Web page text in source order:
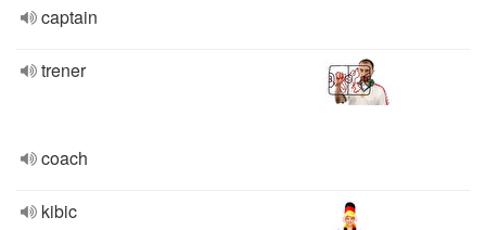
captain
trener
coach
kibic